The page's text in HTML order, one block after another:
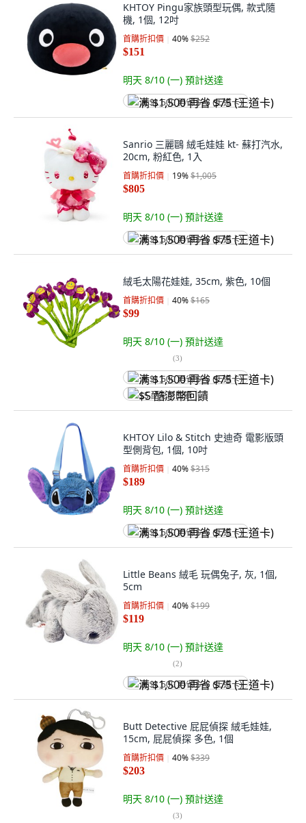
KHTOY Pingu家族頭型玩偶, 款式隨
機, 1個, 12吋
首購折扣價 40%$252
$151
明天 8/10 (一) 預計送達
满 $1,500 再省 $75 (王道卡)
Sanrio 三麗鷗 絨毛娃娃 kt- 蘇打汽水,
20cm, 粉紅色, 1入
首購折扣價 19%$1,005
$805
明天 8/10 (一) 預計送達
满 $1,500 再省 $75 (王道卡)
絨毛太陽花娃娃, 35cm, 紫色, 10個
首購折扣價 40%$165
$99
明天 8/10 (一) 預計送達
(3)
满 $1,500 再省 $75 (王道卡)
$5 酷澎幣回饋
KHTOY Lilo & Stitch 史迪奇 電影版頭
型側背包, 1個, 10吋
首購折扣價 40%$315
$189
明天 8/10 (一) 預計送達
满 $1,500 再省 $75 (王道卡)
Little Beans 絨毛 玩偶兔子, 灰, 1個,
5cm
首購折扣價 40%$199
$119
明天 8/10 (一) 預計送達
(2)
满 $1,500 再省 $75 (王道卡)
Butt Detective 屁屁偵探 絨毛娃娃,
15cm, 屁屁偵探 多色, 1個
首購折扣價 40%$339
$203
明天 8/10 (一) 預計送達
(3)